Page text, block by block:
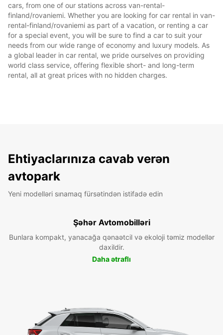
cars, from one of our stations across van-rental-
finland/rovaniemi. Whether you are looking for car rental in van-
rental-finland/rovaniemi as part of a vacation, or renting a car
for a special event, you will be sure to find a car to suit your
needs from our wide range of economy and luxury models. As
a global leader in car rental, we pride ourselves on providing
world class service, offering flexible short- and long-term
rental, all at great prices with no hidden charges.
Ehtiyaclarınıza cavab verən
avtopark
Yeni modelləri sınamaq fürsətindən istifadə edin
Şəhər Avtomobilləri
Bunlara kompakt, yanacağa qənaətcil və ekoloji təmiz modellər
daxildir.
Daha ətraflı